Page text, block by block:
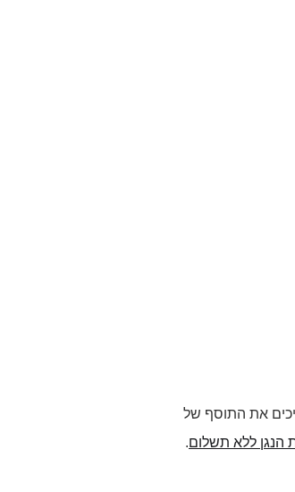
את התוסף של
הנגן ללא תשלום.